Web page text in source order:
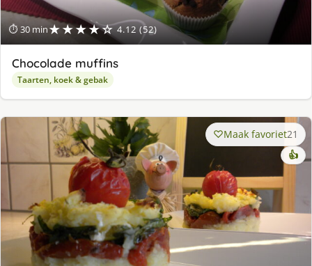
⏱ 30 min★★★★☆ 4.12 (52)
Chocolade muffins
Taarten, koek & gebak
Maak favoriet21
👍